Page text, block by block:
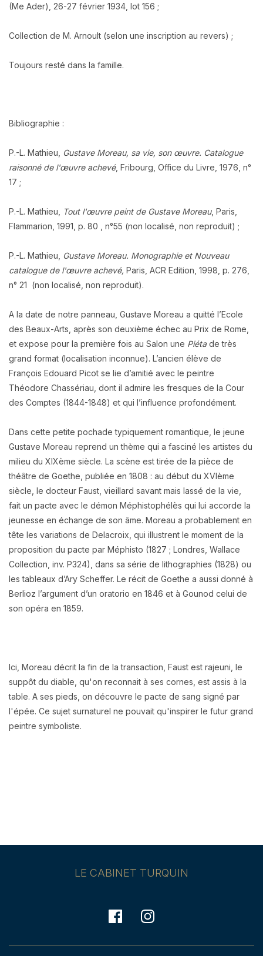
(Me Ader), 26-27 février 1934, lot 156 ;
Collection de M. Arnoult (selon une inscription au revers) ;
Toujours resté dans la famille.
Bibliographie :
P.-L. Mathieu,
Gustave Moreau, sa vie, son œuvre. Catalogue
raisonné de l'œuvre achevé, Fribourg, Office du Livre, 1976, n°
17 ;
P.-L. Mathieu, Tout l'œuvre peint de Gustave Moreau, Paris,
Flammarion, 1991, p. 80 , n°55 (non localisé, non reproduit) ;
P.-L. Mathieu,
Gustave Moreau. Monographie et Nouveau
catalogue de l'œuvre achevé, Paris, ACR Edition, 1998, p. 276,
n° 21 (non localisé, non reproduit).
A la date de notre panneau, Gustave Moreau a quitté l’Ecole
des Beaux-Arts, après son deuxième échec au Prix de Rome,
et expose pour la première fois au Salon une Piéta de très
grand format (localisation inconnue). L’ancien élève de
François Edouard Picot se lie d’amitié avec le peintre
Théodore Chassériau, dont il admire les fresques de la Cour
des Comptes (1844-1848) et qui l’influence profondément.
Dans cette petite pochade typiquement romantique, le jeune
Gustave Moreau reprend un thème qui a fasciné les artistes du
milieu du XIXème siècle. La scène est tirée de la pièce de
théâtre de Goethe, publiée en 1808 : au début du XVIème
siècle, le docteur Faust, vieillard savant mais lassé de la vie,
fait un pacte avec le démon Méphistophélès qui lui accorde la
jeunesse en échange de son âme. Moreau a probablement en
tête les variations de Delacroix, qui illustrent le moment de la
proposition du pacte par Méphisto (1827 ; Londres, Wallace
Collection, inv. P324), dans sa série de lithographies (1828) ou
les tableaux d’Ary Scheffer. Le récit de Goethe a aussi donné à
Berlioz l’argument d’un oratorio en 1846 et à Gounod celui de
son opéra en 1859.
Ici, Moreau décrit la fin de la transaction, Faust est rajeuni, le
suppôt du diable, qu'on reconnait à ses cornes, est assis à la
table. A ses pieds, on découvre le pacte de sang signé par
l'épée. Ce sujet surnaturel ne pouvait qu'inspirer le futur grand
peintre symboliste.
LE CABINET TURQUIN